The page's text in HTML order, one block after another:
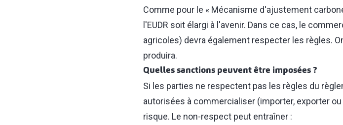
Comme pour le « Mécanisme d'ajustement
l'EUDR soit élargi à l'avenir. Dans ce cas, le
agricoles) devra également respecter les règles.
produira.
Quelles sanctions peuvent être imposées ?
Si les parties ne respectent pas les règles du
autorisées à commercialiser (importer, exporter
risque. Le non-respect peut entraîner :